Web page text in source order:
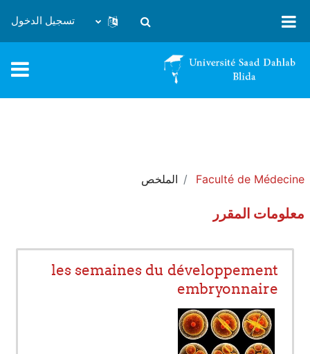
تبديل إدخال البحث
تسجيل الدخول
Faculté de Médecine الملخص
معلومات المقرر
les semaines du développement
embryonnaire